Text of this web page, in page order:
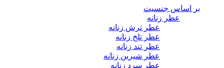
بر اساس جنسیت
عطر زنانه
عطر ترش زنانه
عطر تلخ زنانه
عطر تند زنانه
عطر شیرین زنانه
عطر سرد زنانه